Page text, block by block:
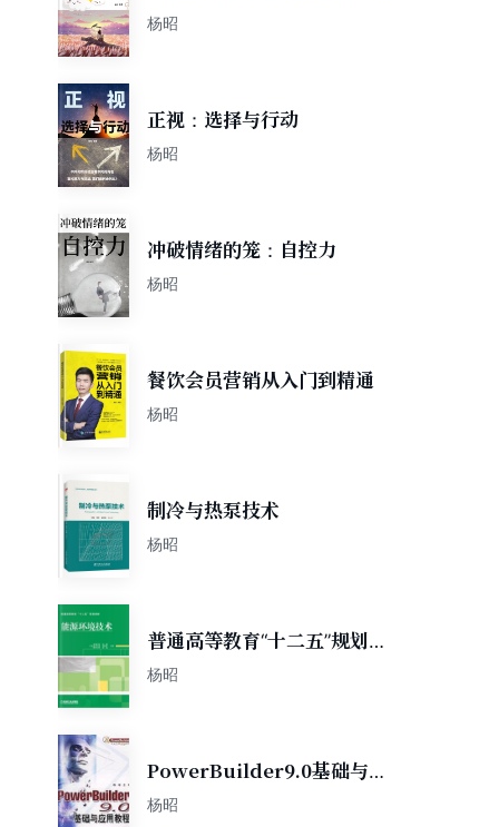
杨昭
正视：选择与行动
杨昭
冲破情绪的笼：自控力
杨昭
餐饮会员营销从入门到精通
杨昭
制冷与热泵技术
杨昭
普通高等教育“十二五”规划教
材：能源环境技术
杨昭
PowerBuilder9.0基础与应
用教程
杨昭